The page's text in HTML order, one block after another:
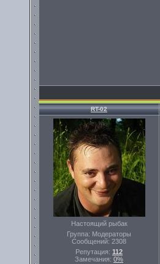
RT-02
Настоящий рыбак
Группа: Модераторы
Сообщений: 2308
Репутация: 112
Замечания: 0%